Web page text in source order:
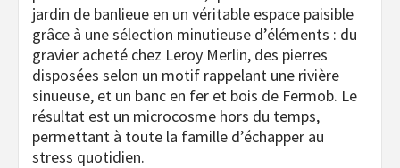
jardin de banlieue en un véritable espace paisible
grâce à une sélection minutieuse d’éléments : du
gravier acheté chez Leroy Merlin, des pierres
disposées selon un motif rappelant une rivière
sinueuse, et un banc en fer et bois de Fermob. Le
résultat est un microcosme hors du temps,
permettant à toute la famille d’échapper au
stress quotidien.